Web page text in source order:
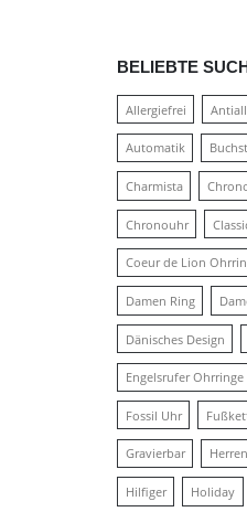
BELIEBTE
Allergiefrei
Automatik
Charmista
Chronouhr
Coeur de Lion
Damen Ring
Dänisches Design
Engelsrufer Ohrringe
Fossil Uhr
Gravierbar
Hilfiger Holiday